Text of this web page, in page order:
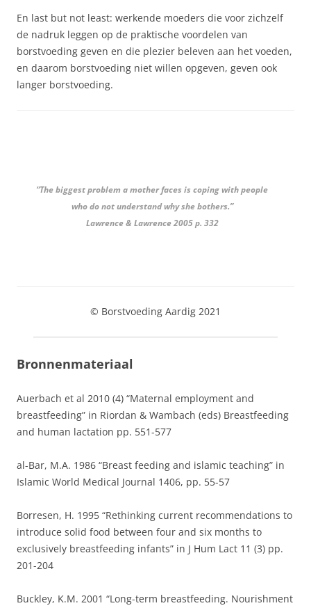
En last but not least: werkende moeders die voor zichzelf
de nadruk leggen op de praktische voordelen van
borstvoeding geven en die plezier beleven aan het voeden,
en daarom borstvoeding niet willen opgeven, geven ook
langer borstvoeding.
“The biggest problem a mother faces is coping with people
who do not understand why she bothers.”
Lawrence & Lawrence 2005 p. 332
© Borstvoeding Aardig 2021
Bronnenmateriaal
Auerbach et al 2010 (4) “Maternal employment and
breastfeeding” in Riordan & Wambach (eds) Breastfeeding
and human lactation pp. 551-577
al-Bar, M.A. 1986 “Breast feeding and islamic teaching” in
Islamic World Medical Journal 1406, pp. 55-57
Borresen, H. 1995 “Rethinking current recommendations to
introduce solid food between four and six months to
exclusively breastfeeding infants” in J Hum Lact 11 (3) pp.
201-204
Buckley, K.M. 2001 “Long-term breastfeeding. Nourishment